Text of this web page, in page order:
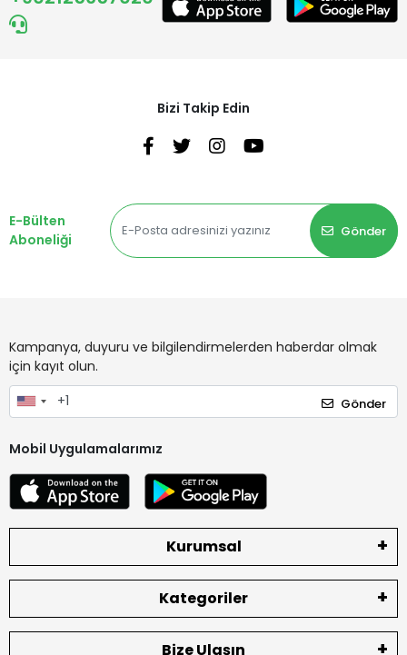
Bizi Takip Edin
E-Bülten
Aboneliği
Gönder
Kampanya, duyuru ve bilgilendirmelerden haberdar olmak
için kayıt olun.
Gönder
Mobil Uygulamalarımız
Kurumsal
Kategoriler
Bize Ulaşın